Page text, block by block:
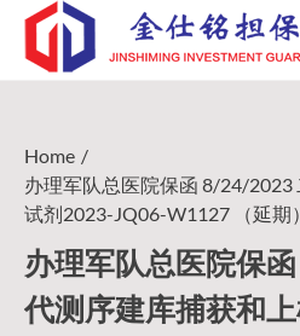
Skip
content
Home
办理军队总医院保函 8/24/2023
试剂2023-JQ06-W1127 （延期）
办理军队总医院保
代测序建库捕获和